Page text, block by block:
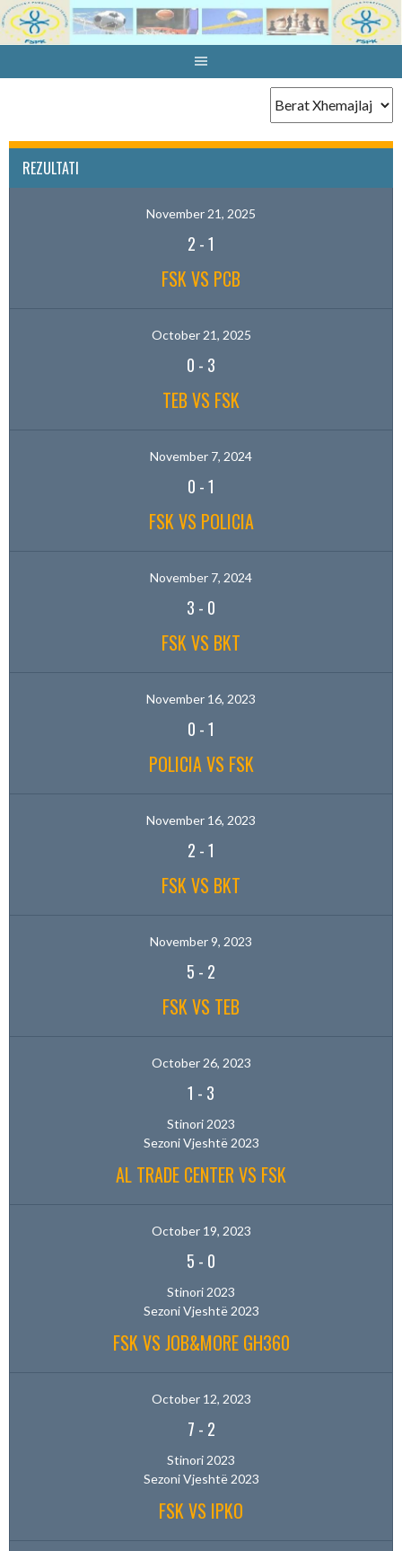
Skip
to
REZULTATI
November 21, 2025
2 -1
FSK VS PCB
October 21, 2025
0 - 3
TEB VS FSK
November 7, 2024
0 -1
FSK VS POLICIA
November 7, 2024
3 - 0
FSK VS BKT
November 16, 2023
0 -1
POLICIA VS FSK
November 16, 2023
2 -1
FSK VS BKT
November 9, 2023
5 - 2
FSK VS TEB
October 26, 2023
1 - 3
Stinori 2023
Sezoni Vjeshtë 2023
AL TRADE CENTER VS FSK
October 19, 2023
5 - 0
Stinori 2023
Sezoni Vjeshtë 2023
FSK VS JOB&MORE GH360
October 12, 2023
7 - 2
Stinori 2023
Sezoni Vjeshtë 2023
FSK VS IPKO